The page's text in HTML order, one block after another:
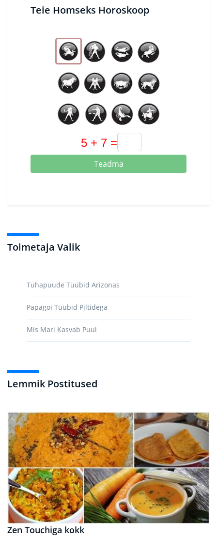
Teie Homseks Horoskoop
Teadma
Toimetaja Valik
Tuhapuude Tüübid Arizonas
Papagoi Tüübid Piltidega
Mis Mari Kasvab Puul
Lemmik Postitused
Zen Touchiga kokk